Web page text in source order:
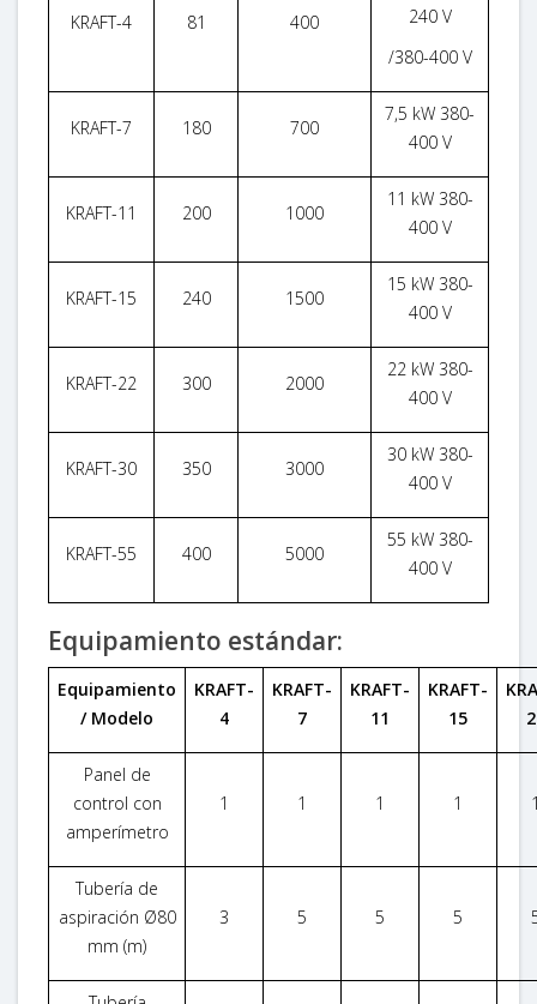
KRAFT-4 81 400
240 V
/380-400 V
KRAFT-7 180 700
7,5 kW 380-
400 V
KRAFT-11 200 1000
11 kW 380-
400 V
KRAFT-15 240 1500
15 kW 380-
400 V
KRAFT-22 300 2000
22 kW 380-
400 V
KRAFT-30 350 3000
30 kW 380-
400 V
KRAFT-55 400 5000
55 kW 380-
400 V
Equipamiento estándar:
Equipamiento
/ Modelo
KRAFT-
4
KRAFT-
7
KRAFT-
11
KRAFT-
15
Panel de
control con
amperímetro
1 1 1 1
Tubería de
aspiración Ø80
mm (m)
3 5 5 5